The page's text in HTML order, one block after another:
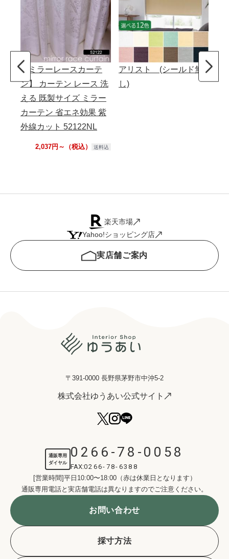
【ミラーレースカーテ
ン】 カーテン レース 洗
える 既製サイズ ミラー
カーテン 省エネ効果 紫
外線カット 52122NL
2,037円～（税込） 送料込
アリスト (シールド無
し)
カ
楽天市場
Yahoo!ショッピング店
実店舗ご案内
〒391-0000 長野県茅野市中沖5-2
株式会社ゆうあい公式サイト
通販専用
ダイヤル
0266-78-0058
FAX:0266-78-6388
[営業時間]平日10:00〜18:00（赤は休業日となります）
通販専用電話と実店舗電話は異なりますのでご注意ください。
お問い合わせ
採寸方法